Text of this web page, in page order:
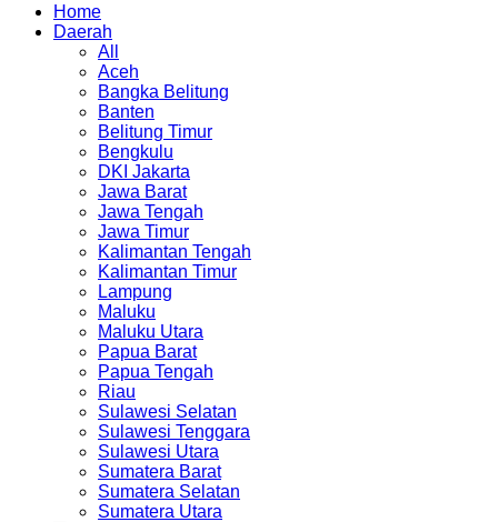
Home
Daerah
All
Aceh
Bangka Belitung
Banten
Belitung Timur
Bengkulu
DKI Jakarta
Jawa Barat
Jawa Tengah
Jawa Timur
Kalimantan Tengah
Kalimantan Timur
Lampung
Maluku
Maluku Utara
Papua Barat
Papua Tengah
Riau
Sulawesi Selatan
Sulawesi Tenggara
Sulawesi Utara
Sumatera Barat
Sumatera Selatan
Sumatera Utara